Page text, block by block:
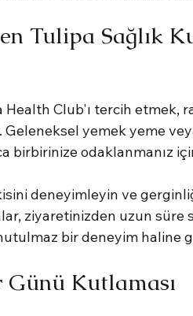
Tulipa Sağlık
Club'ı tercih etmek,
Geleneksel yemek yeme
birbirinize odaklanmanız
deneyimleyin ve
ziyaretinizden uzun süre
bir deneyim haline
Kutlaması